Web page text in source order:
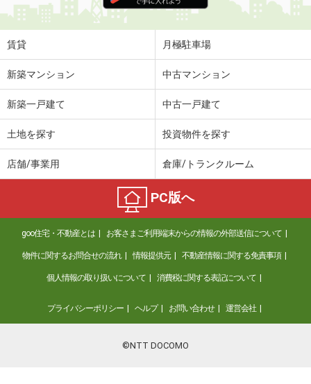
賃貸 月極駐車場
新築マンション 中古マンション
新築一戸建て 中古一戸建て
土地を探す 投資物件を探す
店舗/事業用 倉庫/トランクルーム
PC版へ
goo住宅・不動産とは お客さまご利用端末からの情報の外部送信について
物件に関するお問合せの流れ 情報提供元 不動産情報に関する免責事項
個人情報の取り扱いについて 消費税に関する表記について
プライバシーポリシー ヘルプ お問い合わせ 運営会社
©NTT DOCOMO